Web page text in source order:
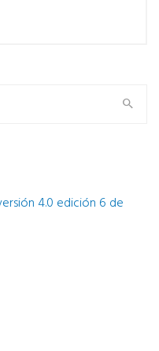
4.0 edición 6 de